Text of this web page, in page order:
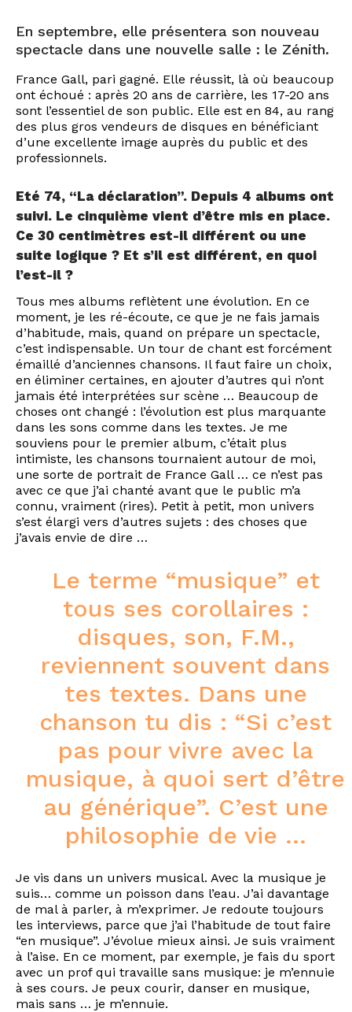
En septembre, elle présentera son nouveau
spectacle dans une nouvelle salle : le Zénith.
France Gall, pari gagné. Elle réussit, là où beaucoup
ont échoué : après 20 ans de carrière, les 17-20 ans
sont l’essentiel de son public. Elle est en 84, au rang
des plus gros vendeurs de disques en bénéficiant
d’une excellente image auprès du public et des
professionnels.
Eté 74, “La déclaration”. Depuis 4 albums ont
suivi. Le cinquième vient d’être mis en place.
Ce 30 centimètres est-il différent ou une
suite logique ? Et s’il est différent, en quoi
l’est-il ?
Tous mes albums reflètent une évolution. En ce
moment, je les ré-écoute, ce que je ne fais jamais
d’habitude, mais, quand on prépare un spectacle,
c’est indispensable. Un tour de chant est forcément
émaillé d’anciennes chansons. Il faut faire un choix,
en éliminer certaines, en ajouter d’autres qui n’ont
jamais été interprétées sur scène … Beaucoup de
choses ont changé : l’évolution est plus marquante
dans les sons comme dans les textes. Je me
souviens pour le premier album, c’était plus
intimiste, les chansons tournaient autour de moi,
une sorte de portrait de France Gall … ce n’est pas
avec ce que j’ai chanté avant que le public m’a
connu, vraiment (rires). Petit à petit, mon univers
s’est élargi vers d’autres sujets : des choses que
j’avais envie de dire …
Le terme “musique” et
tous ses corollaires :
disques, son, F.M.,
reviennent souvent dans
tes textes. Dans une
chanson tu dis : “Si c’est
pas pour vivre avec la
musique, à quoi sert d’être
au générique”. C’est une
philosophie de vie …
Je vis dans un univers musical. Avec la musique je
suis… comme un poisson dans l’eau. J’ai davantage
de mal à parler, à m’exprimer. Je redoute toujours
les interviews, parce que j’ai l’habitude de tout faire
“en musique”. J’évolue mieux ainsi. Je suis vraiment
à l’aise. En ce moment, par exemple, je fais du sport
avec un prof qui travaille sans musique: je m’ennuie
à ses cours. Je peux courir, danser en musique,
mais sans … je m’ennuie.